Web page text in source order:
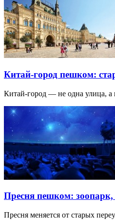
Китай-город пешком:
Китай-город — не одна улица,
Пресня пешком:
Пресня меняется от старых